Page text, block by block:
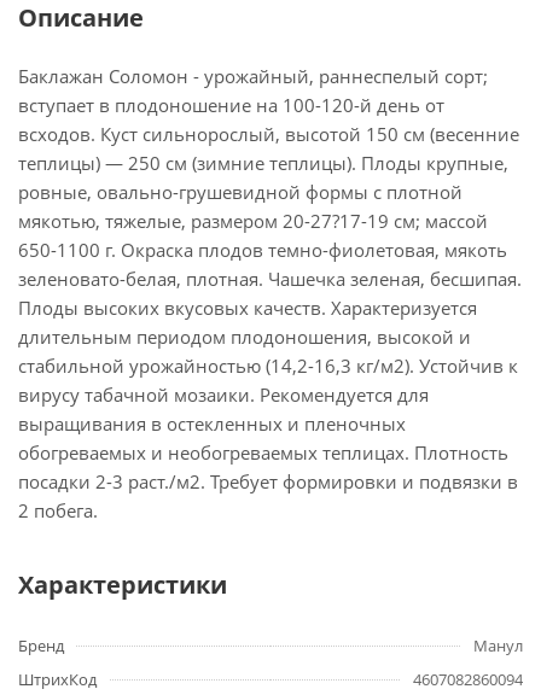
Описание
Баклажан Соломон - урожайный, раннеспелый сорт;
вступает в плодоношение на 100-120-й день от
всходов. Куст сильнорослый, высотой 150 см (весенние
теплицы) — 250 см (зимние теплицы). Плоды крупные,
ровные, овально-грушевидной формы с плотной
мякотью, тяжелые, размером 20-27?17-19 см; массой
650-1100 г. Окраска плодов темно-фиолетовая, мякоть
зеленовато-белая, плотная. Чашечка зеленая, бесшипая.
Плоды высоких вкусовых качеств. Характеризуется
длительным периодом плодоношения, высокой и
стабильной урожайностью (14,2-16,3 кг/м2). Устойчив к
вирусу табачной мозаики. Рекомендуется для
выращивания в остекленных и пленочных
обогреваемых и необогреваемых теплицах. Плотность
посадки 2-3 раст./м2. Требует формировки и подвязки в
2 побега.
Характеристики
Бренд
Манул
ШтрихКод
4607082860094